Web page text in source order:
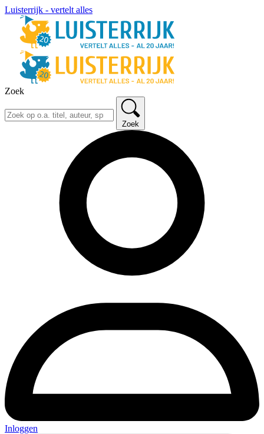
Luisterrijk - vertelt alles
Zoek
Zoek
Inloggen